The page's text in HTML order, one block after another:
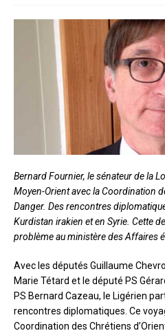
Bernard Fournier, le sénateur de la
Moyen-Orient avec la Coordination
Danger. Des rencontres
Kurdistan irakien et en Syrie. Cette
problème au ministère des Affaires
Avec les députés Guillaume
Marie Tétard et le député PS
PS Bernard Cazeau, le Ligérien
rencontres diplomatiques. Ce
Coordination des Chrétiens